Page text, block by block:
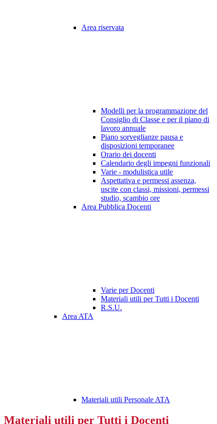
Area riservata
Modelli per la programmazione del
Consiglio di Classe e per il piano di
lavoro annuale
Piano sorveglianze pausa e
disposizioni temporanee
Orario dei docenti
Calendario degli impegni funzionali
Varie - modulistica utile
Aspettativa e permessi assenza,
uscite con classi, missioni, permessi
studio, scambio ore
Area Pubblica Docenti
Varie per Docenti
Materiali utili per Tutti i Docenti
R.S.U.
Area ATA
Materiali utili Personale ATA
Materiali utili per Tutti i Docenti